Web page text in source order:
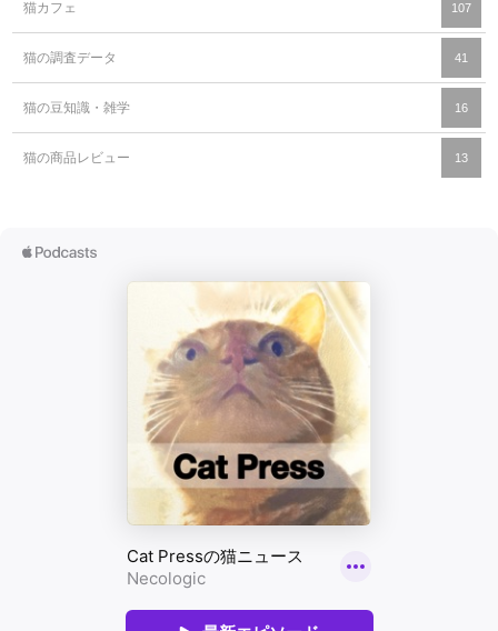
猫カフェ 107
猫の調査データ 41
猫の豆知識・雑学 16
猫の商品レビュー 13